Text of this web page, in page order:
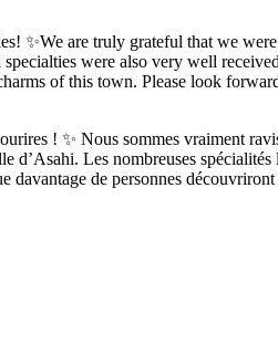
✨We are truly grateful that we
were also very well
of this town. Please look
! ✨ Nous sommes vraiment
Les nombreuses
de personnes